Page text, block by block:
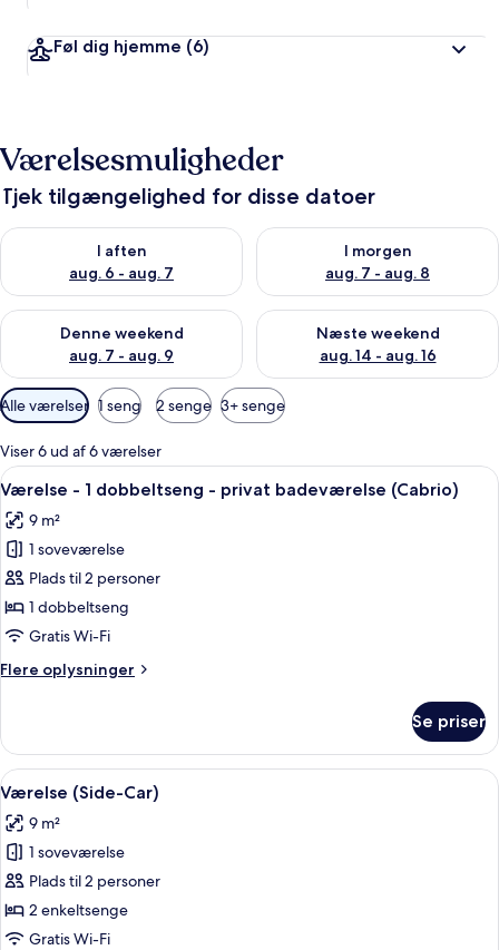
Føl dig hjemme (6)
Værelsesmuligheder
Tjek tilgængelighed for disse datoer
I aften
aug. 6 - aug. 7
Tjek tilgængelighed for i aften aug. 6 - aug. 7
I morgen
aug. 7 - aug. 8
Tjek tilgængelighed for i
Denne weekend
aug. 7 - aug. 9
Tjek tilgængelighed for denne weekend aug. 7 - aug. 9
Næste weekend
aug. 14 - aug. 16
Tjek tilgængelighed for næste
Tilgængelige
filtre
for
værelser
Alle værelser 1 seng 2 senge 3+ senge
Viser 6 ud af 6 værelser
Indlæs
alle
billeder
af
Værelse
-
1
-
(Cabrio)
Et hotelværelse med seng, vindue,
9
Værelse - 1 dobbeltseng - privat badeværelse (Cabrio)
9 m²
1 soveværelse
Plads til 2 personer
1 dobbeltseng
Gratis Wi-Fi
Flere oplysninger
Flere
-
dobbeltseng
privat
badeværelse
(Cabrio)
Se priser
Indlæs
alle
billeder
af
Værelse
(Side-
Car)
Et soveværelse med en seng, et
9
Værelse (Side-Car)
9 m²
1 soveværelse
Plads til 2 personer
2 enkeltsenge
Gratis Wi-Fi